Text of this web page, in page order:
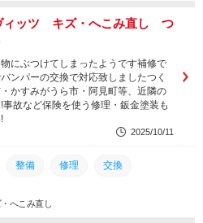
ィッツ キズ・へこみ直し つ
にぶつけてしまったようです補修で
ンパーの交換で対応致しましたつく
かすみがうら市・阿見町等、近隣の
事故など保険を使う修理・鈑金塗装も
2025/10/11
整備 修理 交換
へこみ直し